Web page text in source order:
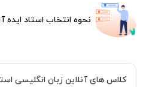
نحوه انتخاب استاد ایده
کلاس های آنلاین زبان انگلیسی